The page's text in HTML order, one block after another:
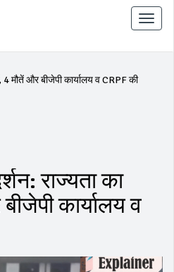
टॉगल
से
मौतें और बीजेपी कार्यालय व CRPF की
राज्यता का
कार्यालय व